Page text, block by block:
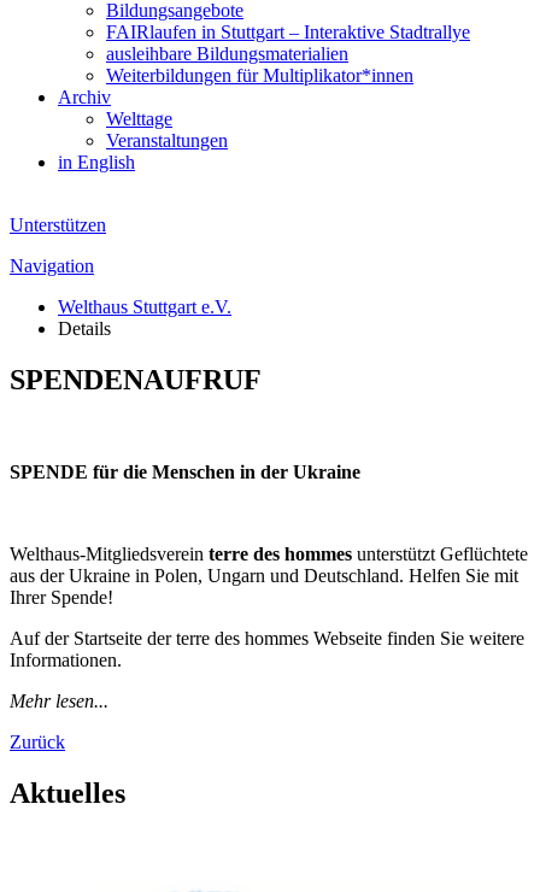
Bildungsangebote
FAIRlaufen in Stuttgart – Interaktive Stadtrallye
ausleihbare Bildungsmaterialien
Weiterbildungen für Multiplikator*innen
Archiv
Welttage
Veranstaltungen
in English
Unterstützen
Navigation
Welthaus Stuttgart e.V.
Details
SPENDENAUFRUF
SPENDE für die Menschen in der Ukraine
Welthaus-Mitgliedsverein terre des hommes unterstützt Geflüchtete
aus der Ukraine in Polen, Ungarn und Deutschland. Helfen Sie mit
Ihrer Spende!
Auf der Startseite der terre des hommes Webseite finden Sie weitere
Informationen.
Mehr lesen...
Zurück
Aktuelles